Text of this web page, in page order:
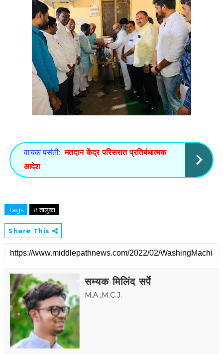
वाचक पसंती: मतदान केंद्र परिसरात प्रतिबंधात्मक
आदेश
Tags # तालुका
Share This
सम्यक मिलिंद सर्पे
M.A ,M.C.J.